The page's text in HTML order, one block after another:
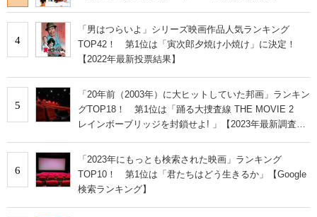
4
「男はつらいよ」シリーズ映画作品人気ランキング
TOP42！ 第1位は「寅次郎夕焼け小焼け」に決定！
【2022年最新投票結果】
5
「20年前（2003年）に大ヒットしていた邦画」ランキン
グTOP18！ 第1位は「踊る大捜査線 THE MOVIE 2
レインボーブリッジを封鎖せよ! 」【2023年最新調査結
6
「2023年にもっとも検索された映画」ランキング
TOP10！ 第1位は「君たちはどう生きるか」【Google
検索ランキング】